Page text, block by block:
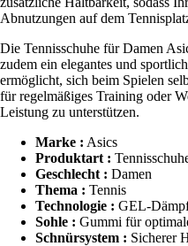
Abnutzungen auf dem
Die Tennisschuhe für Damen
zudem ein elegantes und
ermöglicht, sich beim Spielen
für regelmäßiges Training oder
Leistung zu unterstützen.
Marke : Asics
Produktart :
Geschlecht : Damen
Thema : Tennis
Technologie : GEL-
Sohle : Gummi für
Schnürsystem : Sicherer